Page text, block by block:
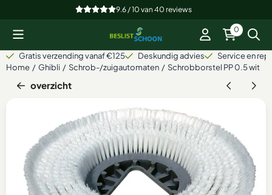
Cookievoorkeuren zijn beschikbaar. Kies instellingen of sta
9.6 / 10 van40 reviews
0
Gratis verzending vanaf €125 Deskundig advies
Service en
Home / Ghibli / Schrob-/zuigautomaten / Schrobborstel PP 0.5 wit
overzicht